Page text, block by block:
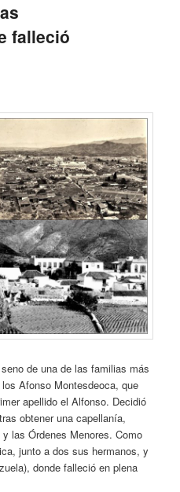
falleció
de una de las familias más
Afonso Montesdeoca, que
apellido el Alfonso. Decidió
obtener una capellanía,
las Órdenes Menores. Como
junto a dos sus hermanos, y
donde falleció en plena